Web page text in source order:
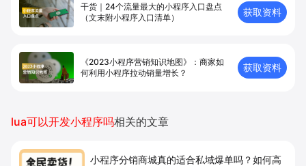
干货｜24个流量最大的小程序入口盘点
（文末附小程序入口清单）
获取资料
《2023小程序营销知识地图》：商家如
何利用小程序拉动销量增长？
获取资料
lua可以开发小程序吗相关的文章
小程序分销商城真的适合私域爆单吗？如何高